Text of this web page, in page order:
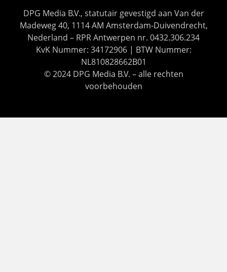
DPG Media B.V., statutair gevestigd aan Van der
Madeweg 40, 1114 AM Amsterdam-Duivendrecht,
Nederland – RPR Antwerpen nr. 0432.306.234
KvK Nummer: 34172906 | BTW Nummer:
NL810828662B01
© 2024 DPG Media B.V. – alle rechten
voorbehouden